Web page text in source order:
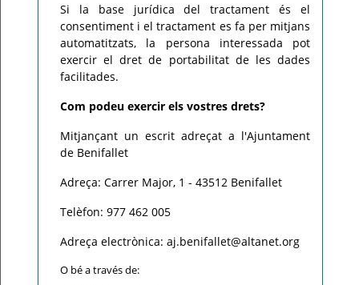
Si la base jurídica del tractament és el
consentiment i el tractament es fa per mitjans
automatitzats, la persona interessada pot
exercir el dret de portabilitat de les dades
facilitades.
Com podeu exercir els vostres drets?
Mitjançant un escrit adreçat a l'Ajuntament
de Benifallet
Adreça: Carrer Major, 1 - 43512 Benifallet
Telèfon: 977 462 005
Adreça electrònica: aj.benifallet@altanet.org
O bé a través de: